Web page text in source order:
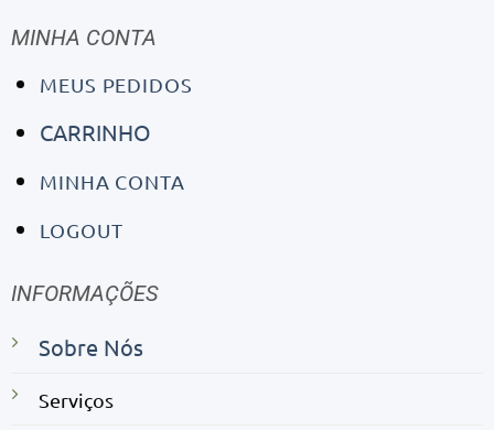
MINHA CONTA
MEUS PEDIDOS
CARRINHO
MINHA CONTA
LOGOUT
INFORMAÇÕES
Sobre Nós
Serviços